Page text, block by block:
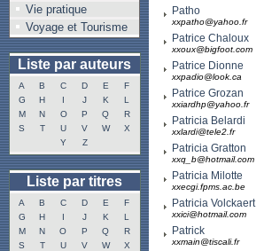
Vie pratique
Voyage et Tourisme
Liste par auteurs
A B C D E
F
G
H I J K
L
M
N O P Q
R
S
T U V W
X
Y
Z
Liste par titres
A B C D E
F
G
H I J K
L
M
N O P Q
R
S
T U V W
X
Patho
xxpatho@yahoo.fr
Patrice Chaloux
xxoux@bigfoot.com
Patrice Dionne
xxpadio@look.ca
Patrice Grozan
xxiardhp@yahoo.fr
Patricia Belardi
xxlardi@tele2.fr
Patricia Gratton
xxq_b@hotmail.com
Patricia Milotte
xxecgi.fpms.ac.be
Patricia Volckaert
xxici@hotmail.com
Patrick
xxmain@tiscali.fr